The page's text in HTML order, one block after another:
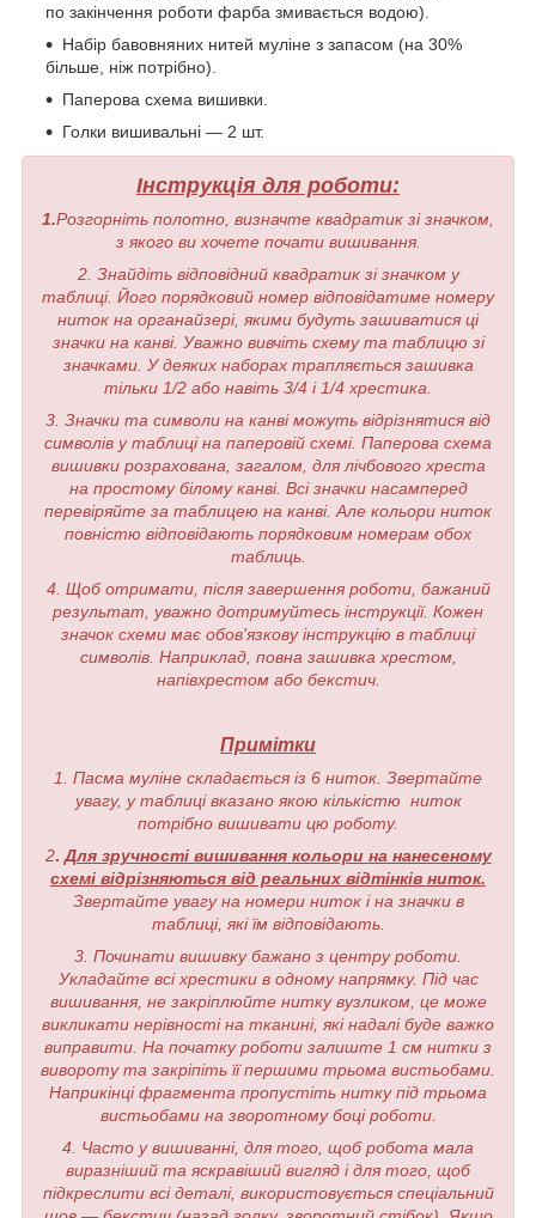
по закінчення роботи фарба змивається водою).
Набір бавовняних нитей муліне з запасом (на 30%
більше, ніж потрібно).
Паперова схема вишивки.
Голки вишивальні — 2 шт.
Інструкція для роботи:
1.Розгорніть полотно, визначте квадратик зі значком,
з якого ви хочете почати вишивання.
2. Знайдіть відповідний квадратик зі значком у
таблиці. Його порядковий номер відповідатиме номеру
ниток на органайзері, якими будуть зашиватися ці
значки на канві. Уважно вивчіть схему та таблицю зі
значками. У деяких наборах трапляється зашивка
тільки 1/2 або навіть 3/4 і 1/4 хрестика.
3. Значки та символи на канві можуть відрізнятися від
символів у таблиці на паперовій схемі. Паперова схема
вишивки розрахована, загалом, для лічбового хреста
на простому білому канві. Всі значки насамперед
перевіряйте за таблицею на канві. Але кольори ниток
повністю відповідають порядковим номерам обох
таблиць.
4. Щоб отримати, після завершення роботи, бажаний
результат, уважно дотримуйтесь інструкції. Кожен
значок схеми має обов'язкову інструкцію в таблиці
символів. Наприклад, повна зашивка хрестом,
напівхрестом або бекстич.
Примітки
1. Пасма муліне складається із 6 ниток. Звертайте
увагу, у таблиці вказано якою кількістю ниток
потрібно вишивати цю роботу.
2. Для зручності вишивання кольори на нанесеному
схемі відрізняються від реальних відтінків ниток.
Звертайте увагу на номери ниток і на значки в
таблиці, які їм відповідають.
3. Починати вишивку бажано з центру роботи.
Укладайте всі хрестики в одному напрямку. Під час
вишивання, не закріплюйте нитку вузликом, це може
викликати нерівності на тканині, які надалі буде важко
виправити. На початку роботи залиште 1 см нитки з
вивороту та закріпіть її першими трьома вистьобами.
Наприкінці фрагмента пропустіть нитку під трьома
вистьобами на зворотному боці роботи.
4. Часто у вишиванні, для того, щоб робота мала
виразніший та яскравіший вигляд і для того, щоб
підкреслити всі деталі, використовується спеціальний